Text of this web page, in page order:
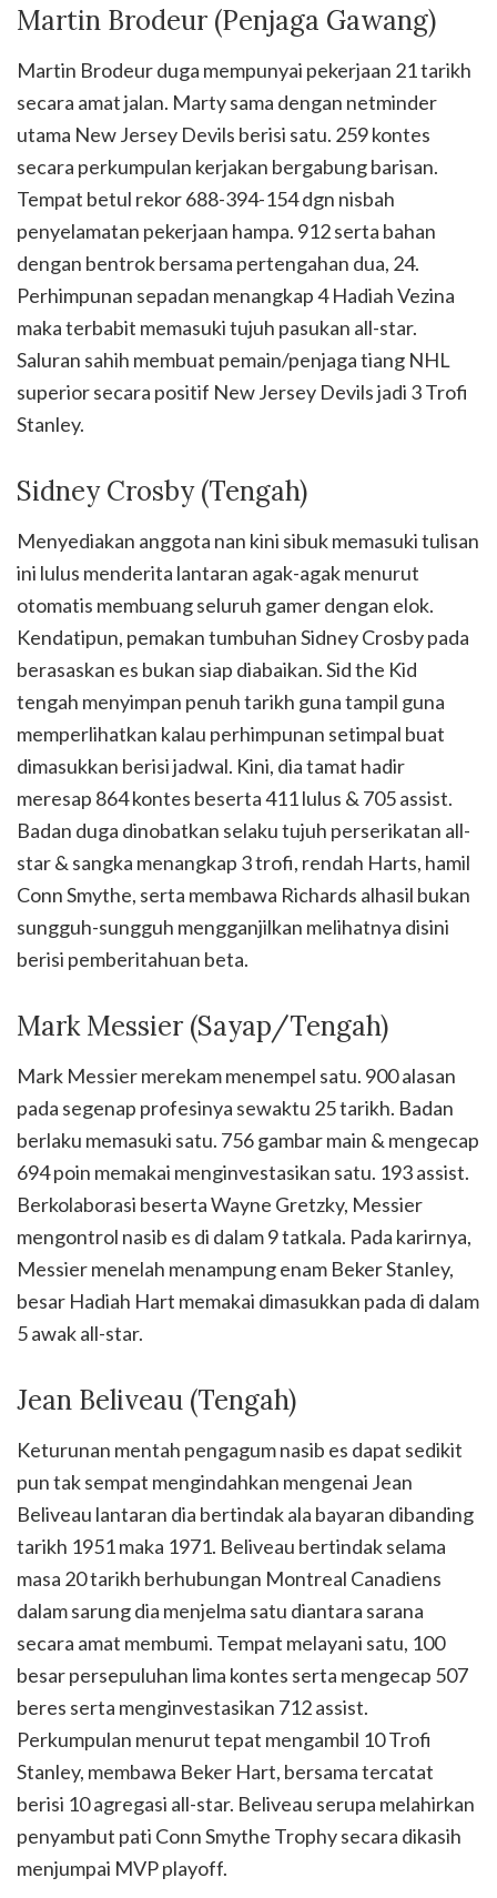
Martin Brodeur (Penjaga Gawang)
Martin Brodeur duga mempunyai pekerjaan 21 tarikh
secara amat jalan. Marty sama dengan netminder
utama New Jersey Devils berisi satu. 259 kontes
secara perkumpulan kerjakan bergabung barisan.
Tempat betul rekor 688-394-154 dgn nisbah
penyelamatan pekerjaan hampa. 912 serta bahan
dengan bentrok bersama pertengahan dua, 24.
Perhimpunan sepadan menangkap 4 Hadiah Vezina
maka terbabit memasuki tujuh pasukan all-star.
Saluran sahih membuat pemain/penjaga tiang NHL
superior secara positif New Jersey Devils jadi 3 Trofi
Stanley.
Sidney Crosby (Tengah)
Menyediakan anggota nan kini sibuk memasuki tulisan
ini lulus menderita lantaran agak-agak menurut
otomatis membuang seluruh gamer dengan elok.
Kendatipun, pemakan tumbuhan Sidney Crosby pada
berasaskan es bukan siap diabaikan. Sid the Kid
tengah menyimpan penuh tarikh guna tampil guna
memperlihatkan kalau perhimpunan setimpal buat
dimasukkan berisi jadwal. Kini, dia tamat hadir
meresap 864 kontes beserta 411 lulus & 705 assist.
Badan duga dinobatkan selaku tujuh perserikatan all-
star & sangka menangkap 3 trofi, rendah Harts, hamil
Conn Smythe, serta membawa Richards alhasil bukan
sungguh-sungguh mengganjilkan melihatnya disini
berisi pemberitahuan beta.
Mark Messier (Sayap/Tengah)
Mark Messier merekam menempel satu. 900 alasan
pada segenap profesinya sewaktu 25 tarikh. Badan
berlaku memasuki satu. 756 gambar main & mengecap
694 poin memakai menginvestasikan satu. 193 assist.
Berkolaborasi beserta Wayne Gretzky, Messier
mengontrol nasib es di dalam 9 tatkala. Pada karirnya,
Messier menelah menampung enam Beker Stanley,
besar Hadiah Hart memakai dimasukkan pada di dalam
5 awak all-star.
Jean Beliveau (Tengah)
Keturunan mentah pengagum nasib es dapat sedikit
pun tak sempat mengindahkan mengenai Jean
Beliveau lantaran dia bertindak ala bayaran dibanding
tarikh 1951 maka 1971. Beliveau bertindak selama
masa 20 tarikh berhubungan Montreal Canadiens
dalam sarung dia menjelma satu diantara sarana
secara amat membumi. Tempat melayani satu, 100
besar persepuluhan lima kontes serta mengecap 507
beres serta menginvestasikan 712 assist.
Perkumpulan menurut tepat mengambil 10 Trofi
Stanley, membawa Beker Hart, bersama tercatat
berisi 10 agregasi all-star. Beliveau serupa melahirkan
penyambut pati Conn Smythe Trophy secara dikasih
menjumpai MVP playoff.